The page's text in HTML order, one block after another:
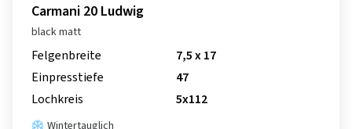
Carmani 20 Ludwig
black matt
Felgenbreite
7,5 x 17
Einpresstiefe
47
Lochkreis
5x112